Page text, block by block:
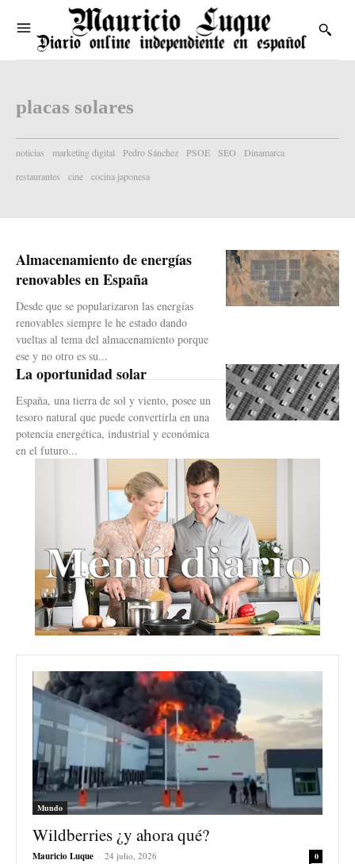
placas solares
noticias marketing digital Pedro Sánchez PSOE SEO
Dinamarca
restaurantes
cine cocina japonesa
Almacenamiento de energías
renovables en España
Desde que se popularizaron las energías
renovables siempre le he estado dando
vueltas al tema del almacenamiento porque
ese y no otro es su...
La oportunidad solar
España, una tierra de sol y viento, posee un
tesoro natural que puede convertirla en una
potencia energética, industrial y económica
en el futuro...
Mundo
Wildberries ¿y ahora qué?
Mauricio Luque - 24 julio, 2026 0